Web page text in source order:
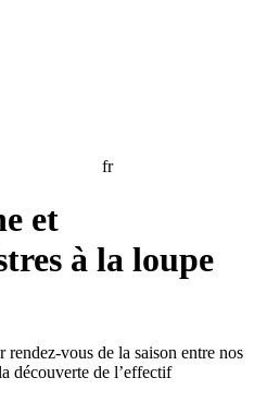
fr
et
à la loupe
rendez-vous de la saison entre nos
découverte de l’effectif